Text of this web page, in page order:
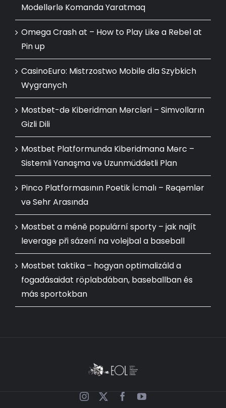
Modellərlə Komanda Yaratmaq
Omega Crash at – How to Play Like a Rebel at
Pin up
CasinoEuro: Mistrzostwo Mobile dla Szybkich
Wygranych
Mostbet-də Kiberidman Mərcləri – Simvolların
Gizli Dili
Mostbet Platformunda Kiberidmana Mərc –
Sistemli Yanaşma və Uzunmüddətli Plan
Pinco Platformasının Poetik İcmalı – Rəqəmlər
və Sehr Arasında
Mostbet a méně populární sporty – jak najít
leverage při sázení na volejbal a baseball
Mostbet taktika – hogyan optimalizáld a
fogadásaidat röplabdában, baseballban és
más sportokban